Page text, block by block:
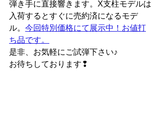
弾き手に直接響きます。X支柱モデルは
入荷するとすぐに売約済になるモデ
ル。 今回特別価格にて展示中！お値打
ち品です。
是非、お気軽にご試弾下さい♪
お待ちしております❢